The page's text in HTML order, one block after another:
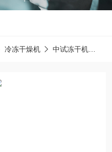
冷冻干燥机 中试冻干机